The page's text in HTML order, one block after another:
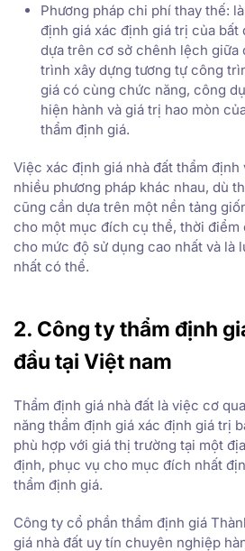
Phương pháp chi phí thay thế:
định giá xác định giá trị của bất
dựa trên cơ sở chênh lệch giữa
trình xây dựng tương tự công
giá có cùng chức năng, công
hiện hành và giá trị hao mòn
thẩm định giá.
Việc xác định giá nhà đất thẩm
nhiều phương pháp khác nhau, dù
cũng cần dựa trên một nền tảng
cho một mục đích cụ thể, thời điểm
cho mức độ sử dụng cao nhất và là
nhất có thể.
2. Công ty thẩm định
đầu tại Việt nam
Thẩm định giá nhà đất là việc cơ
năng thẩm định giá xác định giá trị
phù hợp với giá thị trường tại một
định, phục vụ cho mục đích nhất
thẩm định giá.
Công ty cổ phần thẩm định giá
giá nhà đất uy tín chuyên nghiệp